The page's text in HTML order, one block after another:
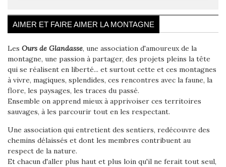
AIMER ET FAIRE AIMER LA MONTAGNE
Les Ours de Glandasse, une association d'amoureux de la
montagne, une passion à partager, des projets pleins la tête
qui se réalisent en liberté... et surtout cette et ces montagnes
à vivre, magiques, splendides, ces rencontres avec la faune, la
flore, les paysages, les traces du passé.
Ensemble on apprend mieux à apprivoiser ces territoires
sauvages, à les parcourir tout en les respectant.
Une association qui entretient des sentiers, redécouvre des
chemins délaissés et dont les membres contribuent au
respect de la nature.
Et chacun d'aller plus haut et plus loin qu'il ne ferait tout seul,